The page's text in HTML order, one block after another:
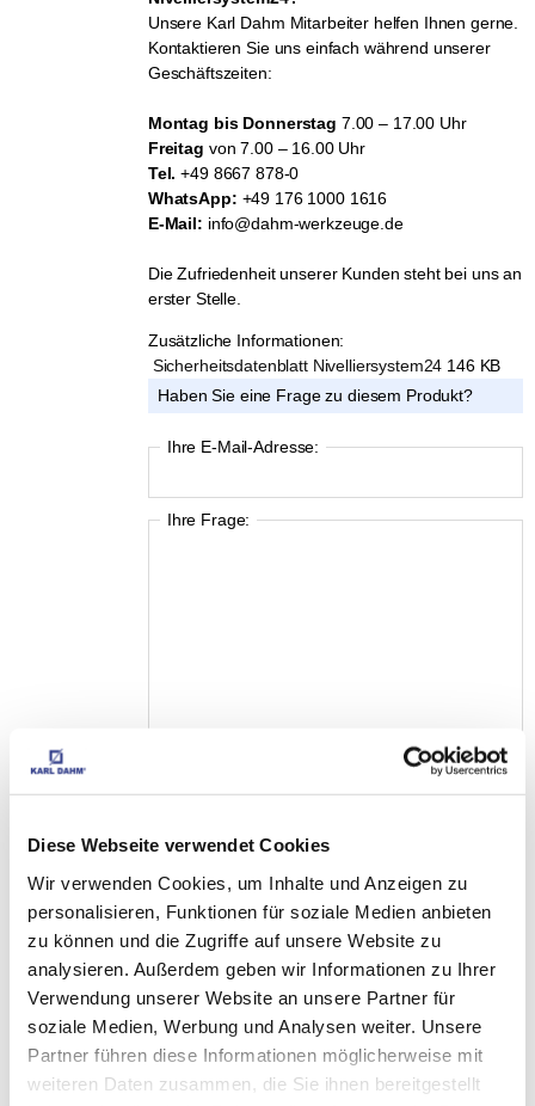
Diese Webseite verwendet Cookies
Wir verwenden Cookies, um Inhalte und Anzeigen zu
personalisieren, Funktionen für soziale Medien anbieten
zu können und die Zugriffe auf unsere Website zu
analysieren. Außerdem geben wir Informationen zu Ihrer
Verwendung unserer Website an unsere Partner für
soziale Medien, Werbung und Analysen weiter. Unsere
Partner führen diese Informationen möglicherweise mit
weiteren Daten zusammen, die Sie ihnen bereitgestellt
Unsere Karl Dahm Mitarbeiter helfen Ihnen gerne.
Kontaktieren Sie uns einfach während unserer
Geschäftszeiten:
Montag bis Donnerstag 7.00 – 17.00 Uhr
Freitag von 7.00 – 16.00 Uhr
Tel.+49 8667 878-0
WhatsApp: +49 176 1000 1616
E-Mail: info@dahm-werkzeuge.de
Die Zufriedenheit unserer Kunden steht bei uns an
erster Stelle.
Zusätzliche Informationen:
Sicherheitsdatenblatt Nivelliersystem24 146 KB
Haben Sie eine Frage zu diesem Produkt?
Ihre E-Mail-Adresse:
Ihre Frage:
Ich akzeptiere dieDatenschutzbestimmungen
PASSENDES
ZUBEHÖR